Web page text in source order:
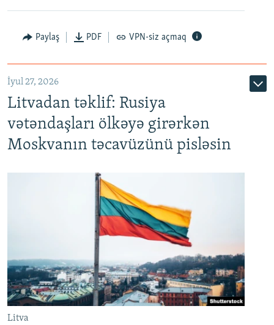
Paylaş PDF VPN-siz açmaq
İyul 27, 2026
Litvadan təklif: Rusiya
vətəndaşları ölkəyə girərkən
Moskvanın təcavüzünü pisləsin
Litva